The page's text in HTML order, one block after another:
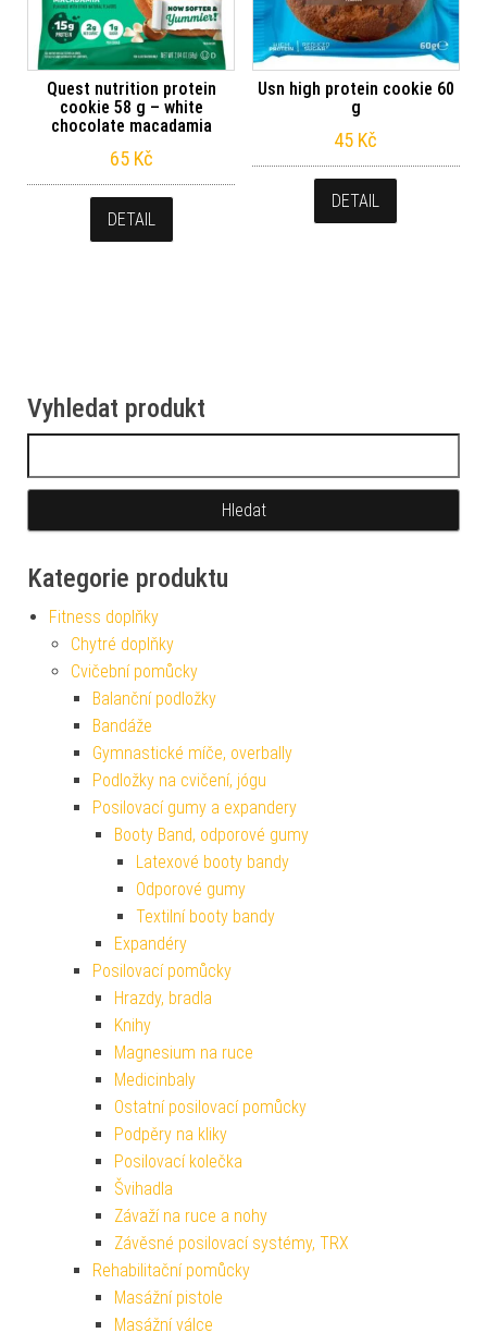
Quest nutrition protein
cookie 58 g – white
chocolate macadamia
65 Kč
DETAIL
Usn high protein cookie 60
g
45 Kč
DETAIL
Vyhledat produkt
Kategorie produktu
Fitness doplňky
Chytré doplňky
Cvičební pomůcky
Balanční podložky
Bandáže
Gymnastické míče, overbally
Podložky na cvičení, jógu
Posilovací gumy a expandery
Booty Band, odporové gumy
Latexové booty bandy
Odporové gumy
Textilní booty bandy
Expandéry
Posilovací pomůcky
Hrazdy, bradla
Knihy
Magnesium na ruce
Medicinbaly
Ostatní posilovací pomůcky
Podpěry na kliky
Posilovací kolečka
Švihadla
Závaží na ruce a nohy
Závěsné posilovací systémy, TRX
Rehabilitační pomůcky
Masážní pistole
Masážní válce